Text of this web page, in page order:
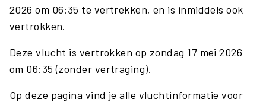
2026 om 06:35 te vertrekken, en is inmiddels ook
vertrokken.
Deze vlucht is vertrokken op zondag 17 mei 2026
om 06:35 (zonder vertraging).
Op deze pagina vind je alle vluchtinformatie voor